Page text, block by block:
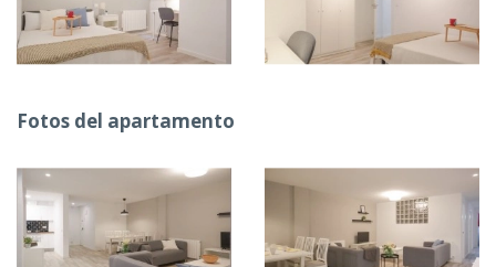
Fotos del apartamento